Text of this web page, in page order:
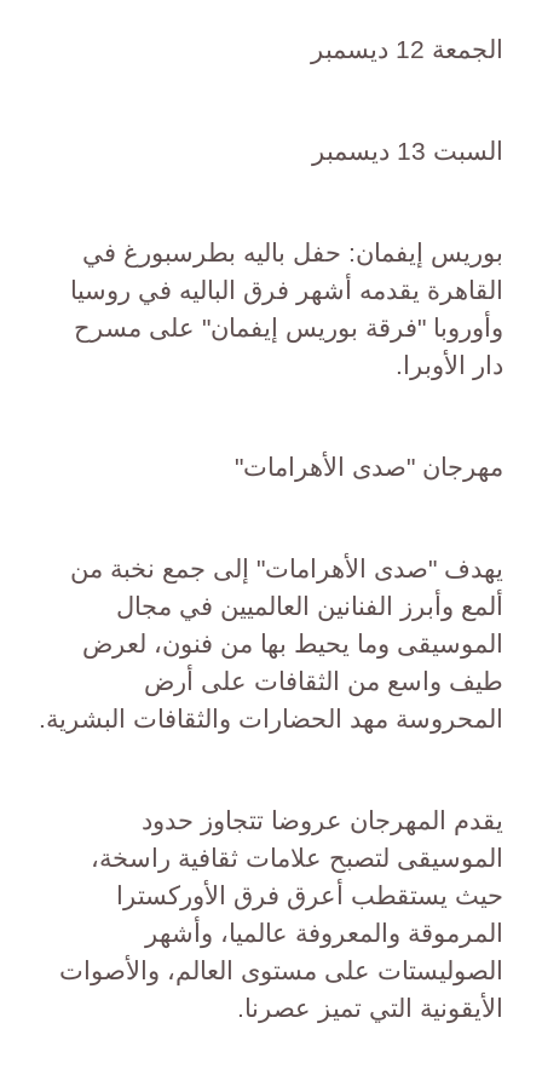
الجمعة 12 ديسمبر
السبت 13 ديسمبر
بوريس إيفمان: حفل باليه بطرسبورغ في
القاهرة يقدمه أشهر فرق الباليه في روسيا
وأوروبا "فرقة بوريس إيفمان" على مسرح
دار الأوبرا.
مهرجان "صدى الأهرامات"
يهدف "صدى الأهرامات" إلى جمع نخبة من
ألمع وأبرز الفنانين العالميين في مجال
الموسيقى وما يحيط بها من فنون، لعرض
طيف واسع من الثقافات على أرض
المحروسة مهد الحضارات والثقافات البشرية.
يقدم المهرجان عروضا تتجاوز حدود
الموسيقى لتصبح علامات ثقافية راسخة،
حيث يستقطب أعرق فرق الأوركسترا
المرموقة والمعروفة عالميا، وأشهر
الصوليستات على مستوى العالم، والأصوات
الأيقونية التي تميز عصرنا.